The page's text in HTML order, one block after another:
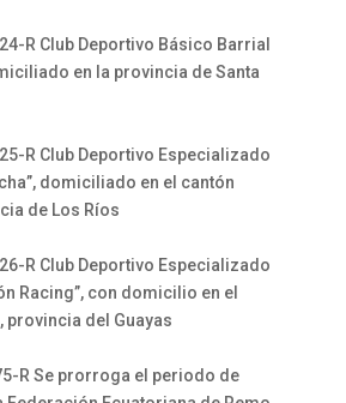
R Club Deportivo Básico Barrial
en la provincia de Santa
R Club Deportivo Especializado
domiciliado en el cantón
de Los Ríos
R Club Deportivo Especializado
Racing”, con domicilio en el
provincia del Guayas
R Se prorroga el periodo de